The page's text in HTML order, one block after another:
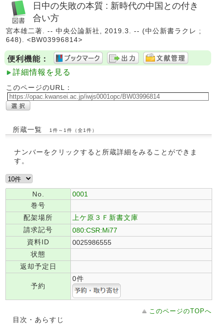
日中の失敗の本質 : 新時代の中国との付き
合い方
宮本雄二著. -- 中央公論新社, 2019.3. -- (中公新書ラクレ ;
648). <BW03996814>
便利機能：
詳細情報を見る
このページのURL：
所蔵一覧 1件～1件（全1件）
ナンバーをクリックすると所蔵詳細をみることができま
す。
No.
0001
巻号
配架場所
上ケ原３Ｆ新書文庫
請求記号
080:CSR:Mi77
資料ID
0025986555
状態
返却予定日
予約
0件
このページのTOPへ
目次・あらすじ